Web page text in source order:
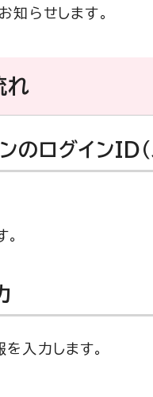
知らせします。
れ
ログインID（
入力します。